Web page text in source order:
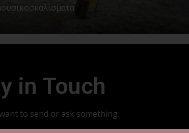
in Touch
to send or ask something